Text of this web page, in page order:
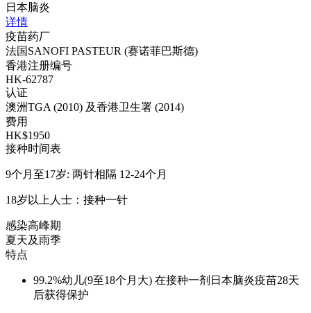
日本脑炎
详情
疫苗药厂
法国SANOFI PASTEUR (赛诺菲巴斯德)
香港注册编号
HK-62787
认证
澳洲TGA (2010) 及香港卫生署 (2014)
费用
HK$1950
接种时间表
9个月至17岁: 两针相隔 12-24个月
18岁以上人士：接种一针
感染高峰期
夏天及雨季
特点
99.2%幼儿(9至18个月大) 在接种一剂日本脑炎疫苗28天
后获得保护